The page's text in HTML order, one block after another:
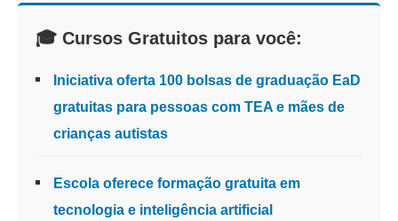
🎓 Cursos Gratuitos para você:
Iniciativa oferta 100 bolsas de graduação EaD
gratuitas para pessoas com TEA e mães de
crianças autistas
Escola oferece formação gratuita em
tecnologia e inteligência artificial